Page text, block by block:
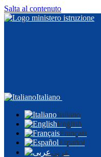
Salta al contenuto
Italiano
Italiano
English
Français
Español
عربى